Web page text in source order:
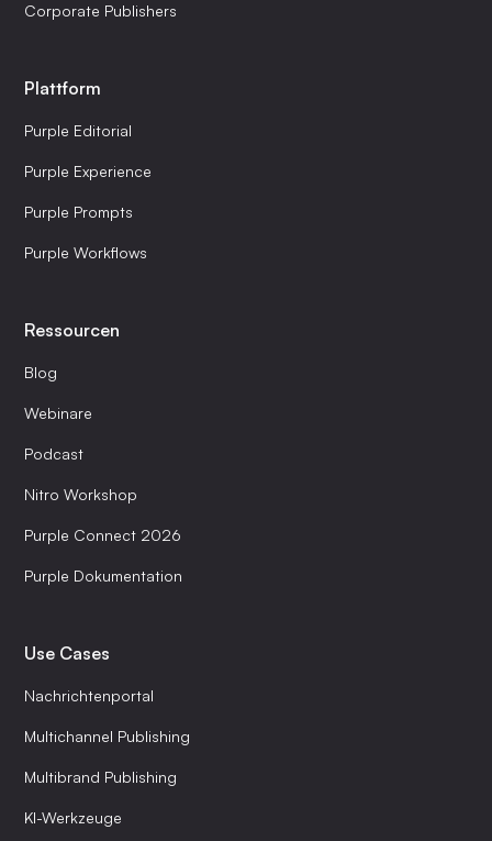
Corporate Publishers
Plattform
Purple Editorial
Purple Experience
Purple Prompts
Purple Workflows
Ressourcen
Blog
Webinare
Podcast
Nitro Workshop
Purple Connect 2026
Purple Dokumentation
Use Cases
Nachrichtenportal
Multichannel Publishing
Multibrand Publishing
KI-Werkzeuge